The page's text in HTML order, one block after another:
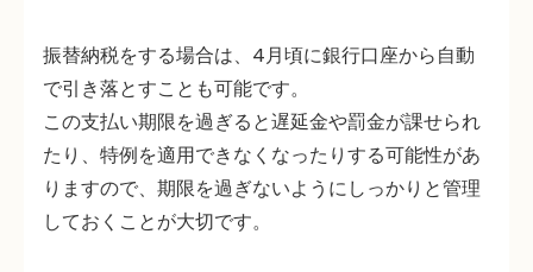
振替納税をする場合は、4月頃に銀行口座から自動
で引き落とすことも可能です。
この支払い期限を過ぎると遅延金や罰金が課せられ
たり、特例を適用できなくなったりする可能性があ
りますので、期限を過ぎないようにしっかりと管理
しておくことが大切です。